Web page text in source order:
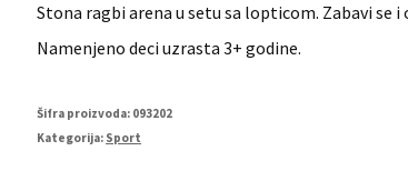
Stona ragbi arena u setu sa lopticom. Zabavi se
Namenjeno deci uzrasta 3+ godine.
Šifra proizvoda: 093202
Kategorija: Sport